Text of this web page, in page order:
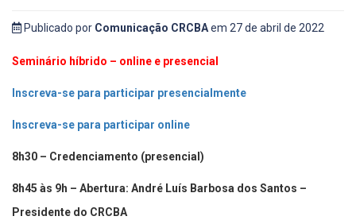
Publicado por Comunicação CRCBAem 27 de abril de 2022
Seminário híbrido – online e presencial
Inscreva-se para participar presencialmente
Inscreva-se para participar online
8h30 – Credenciamento (presencial)
8h45 às 9h – Abertura: André Luís Barbosa dos Santos –
Presidente do CRCBA